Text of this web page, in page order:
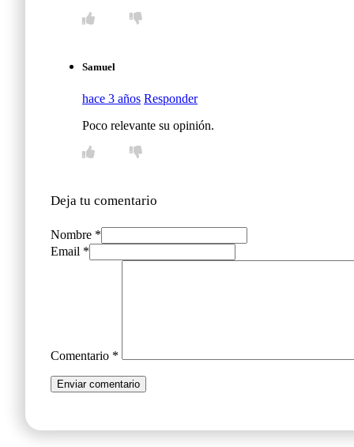
Samuel
hace 3 años Responder
Poco relevante su opinión.
Deja tu comentario
Nombre *
Email *
Comentario *